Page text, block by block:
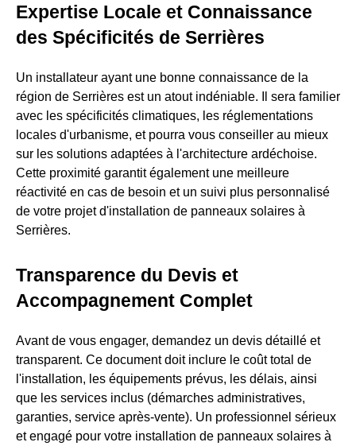
Expertise Locale et Connaissance
des Spécificités de Serrières
Un installateur ayant une bonne connaissance de la
région de Serrières est un atout indéniable. Il sera familier
avec les spécificités climatiques, les réglementations
locales d'urbanisme, et pourra vous conseiller au mieux
sur les solutions adaptées à l'architecture ardéchoise.
Cette proximité garantit également une meilleure
réactivité en cas de besoin et un suivi plus personnalisé
de votre projet d'installation de panneaux solaires à
Serrières.
Transparence du Devis et
Accompagnement Complet
Avant de vous engager, demandez un devis détaillé et
transparent. Ce document doit inclure le coût total de
l'installation, les équipements prévus, les délais, ainsi
que les services inclus (démarches administratives,
garanties, service après-vente). Un professionnel sérieux
et engagé pour votre installation de panneaux solaires à